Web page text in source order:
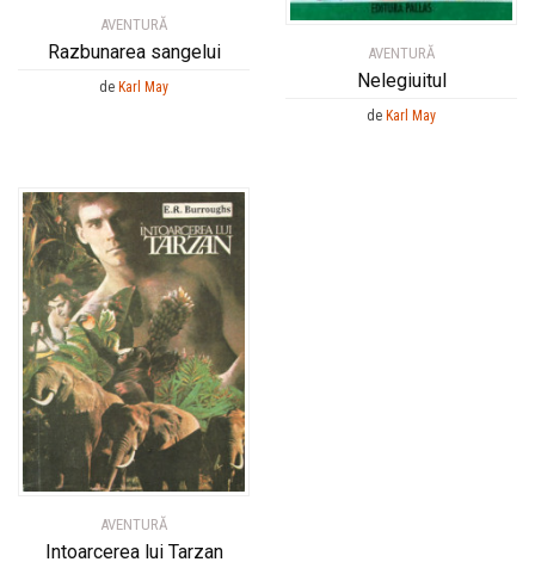
AVENTURĂ
Razbunarea sangelui
de Karl May
AVENTURĂ
Nelegiuitul
de Karl May
AVENTURĂ
Intoarcerea lui Tarzan